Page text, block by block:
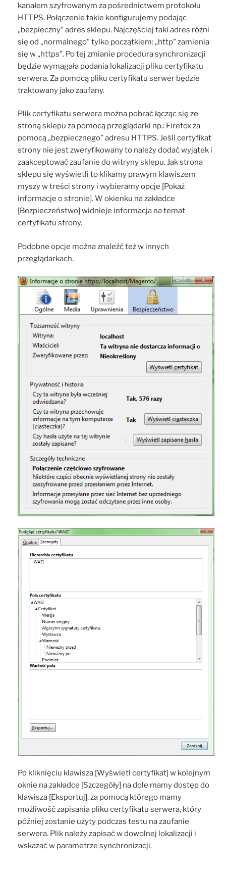
kanałem szyfrowanym za pośrednictwem protokołu
HTTPS. Połączenie takie konfigurujemy podając
„bezpieczny” adres sklepu. Najczęściej taki adres różni
się od „normalnego” tylko początkiem: „http” zamienia
się w „https”. Po tej zmianie procedura synchronizacji
będzie wymagała podania lokalizacji pliku certyfikatu
serwera. Za pomocą pliku certyfikatu serwer będzie
traktowany jako zaufany.
Plik certyfikatu serwera można pobrać łącząc się ze
stroną sklepu za pomocą przeglądarki np.: Firefox za
pomocą „bezpiecznego” adresu HTTPS. Jeśli certyfikat
strony nie jest zweryfikowany to należy dodać wyjątek i
zaakceptować zaufanie do witryny sklepu. Jak strona
sklepu się wyświetli to klikamy prawym klawiszem
myszy w treści strony i wybieramy opcje [Pokaż
informacje o stronie]. W okienku na zakładce
[Bezpieczeństwo] widnieje informacja na temat
certyfikatu strony.
Podobne opcje można znaleźć też w innych
przeglądarkach.
Po kliknięciu klawisza [Wyświetl certyfikat] w kolejnym
oknie na zakładce [Szczegóły] na dole mamy dostęp do
klawisza [Eksportuj], za pomocą którego mamy
możliwość zapisania pliku certyfikatu serwera, który
później zostanie użyty podczas testu na zaufanie
serwera. Plik należy zapisać w dowolnej lokalizacji i
wskazać w parametrze synchronizacji.